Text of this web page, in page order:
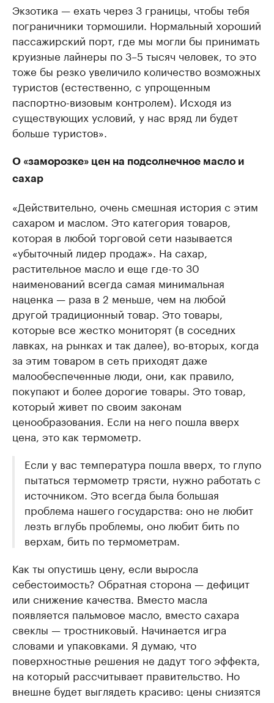
Экзотика — ехать через 3 границы, чтобы тебя
пограничники тормошили. Нормальный хороший
пассажирский порт, где мы могли бы принимать
круизные лайнеры по 3–5 тысяч человек, то это
тоже бы резко увеличило количество возможных
туристов (естественно, с упрощенным
паспортно-визовым контролем). Исходя из
существующих условий, у нас вряд ли будет
больше туристов».
О «заморозке» цен на подсолнечное масло и
сахар
«Действительно, очень смешная история с этим
сахаром и маслом. Это категория товаров,
которая в любой торговой сети называется
«убыточный лидер продаж». На сахар,
растительное масло и еще где-то 30
наименований всегда самая минимальная
наценка — раза в 2 меньше, чем на любой
другой традиционный товар. Это товары,
которые все жестко мониторят (в соседних
лавках, на рынках и так далее), во-вторых, когда
за этим товаром в сеть приходят даже
малообеспеченные люди, они, как правило,
покупают и более дорогие товары. Это товар,
который живет по своим законам
ценообразования. Если на него пошла вверх
цена, это как термометр.
Если у вас температура пошла вверх, то глупо
пытаться термометр трясти, нужно работать с
источником. Это всегда была большая
проблема нашего государства: оно не любит
лезть вглубь проблемы, оно любит бить по
верхам, бить по термометрам.
Как ты опустишь цену, если выросла
себестоимость? Обратная сторона — дефицит
или снижение качества. Вместо масла
появляется пальмовое масло, вместо сахара
свеклы — тростниковый. Начинается игра
словами и упаковками. Я думаю, что
поверхностные решения не дадут того эффекта,
на который рассчитывает правительство. Но
внешне будет выглядеть красиво: цены снизятся